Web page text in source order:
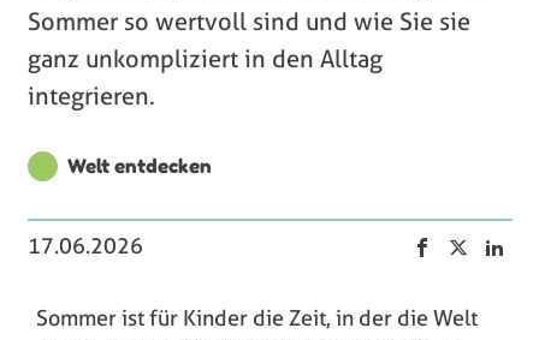
Sommer so wertvoll sind und wie Sie sie
ganz unkompliziert in den Alltag
integrieren.
Welt entdecken
17.06.2026
Sommer ist für Kinder die Zeit, in der die Welt